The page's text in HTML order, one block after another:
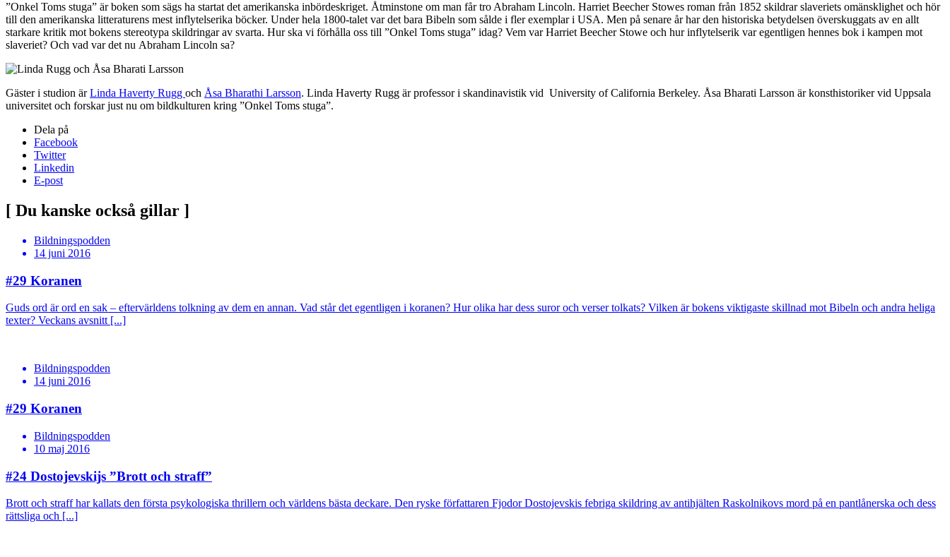
”Onkel Toms stuga” är boken som sägs ha startat det amerikanska inbördeskriget. Åtminstone om man får tro Abraham Lincoln. Harriet Beecher Stowes roman från 1852 skildrar slaveriets omänsklighet och hör
till den amerikanska litteraturens mest inflytelserika böcker. Under hela 1800-talet var det bara Bibeln som sålde i fler exemplar i USA. Men på senare år har den historiska betydelsen överskuggats av en allt
starkare kritik mot bokens stereotypa skildringar av svarta. Hur ska vi förhålla oss till ”Onkel Toms stuga” idag? Vem var Harriet Beecher Stowe och hur inflytelserik var egentligen hennes bok i kampen mot
slaveriet? Och vad var det nu Abraham Lincoln sa?
Gäster i studion ärLinda Haverty Rugg och Åsa Bharathi Larsson. Linda Haverty Rugg är professor i skandinavistik vid University of California Berkeley. Åsa Bharati Larsson är konsthistoriker vid Uppsala
universitet och forskar just nu om bildkulturen kring ”Onkel Toms stuga”.
Dela på
Facebook
Twitter
Linkedin
E-post
[ Du kanske också gillar ]
Bildningspodden
14 juni 2016
#29 Koranen
Guds ord är ord en sak – eftervärldens tolkning av dem en annan. Vad står det egentligen i koranen? Hur olika har dess suror och verser tolkats? Vilken är bokens viktigaste skillnad mot Bibeln och andra heliga
texter? Veckans avsnitt [...]
Bildningspodden
14 juni 2016
#29 Koranen
Bildningspodden
10 maj 2016
#24 Dostojevskijs ”Brott och straff”
Brott och straff har kallats den första psykologiska thrillern och världens bästa deckare. Den ryske författaren Fjodor Dostojevskis febriga skildring av antihjälten Raskolnikovs mord på en pantlånerska och dess
rättsliga och [...]